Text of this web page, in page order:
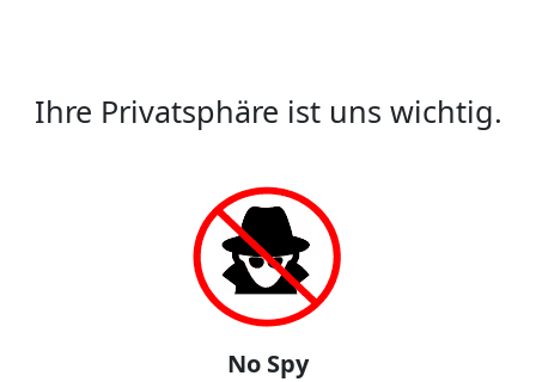
Ihre Privatsphäre ist uns wichtig.
No Spy